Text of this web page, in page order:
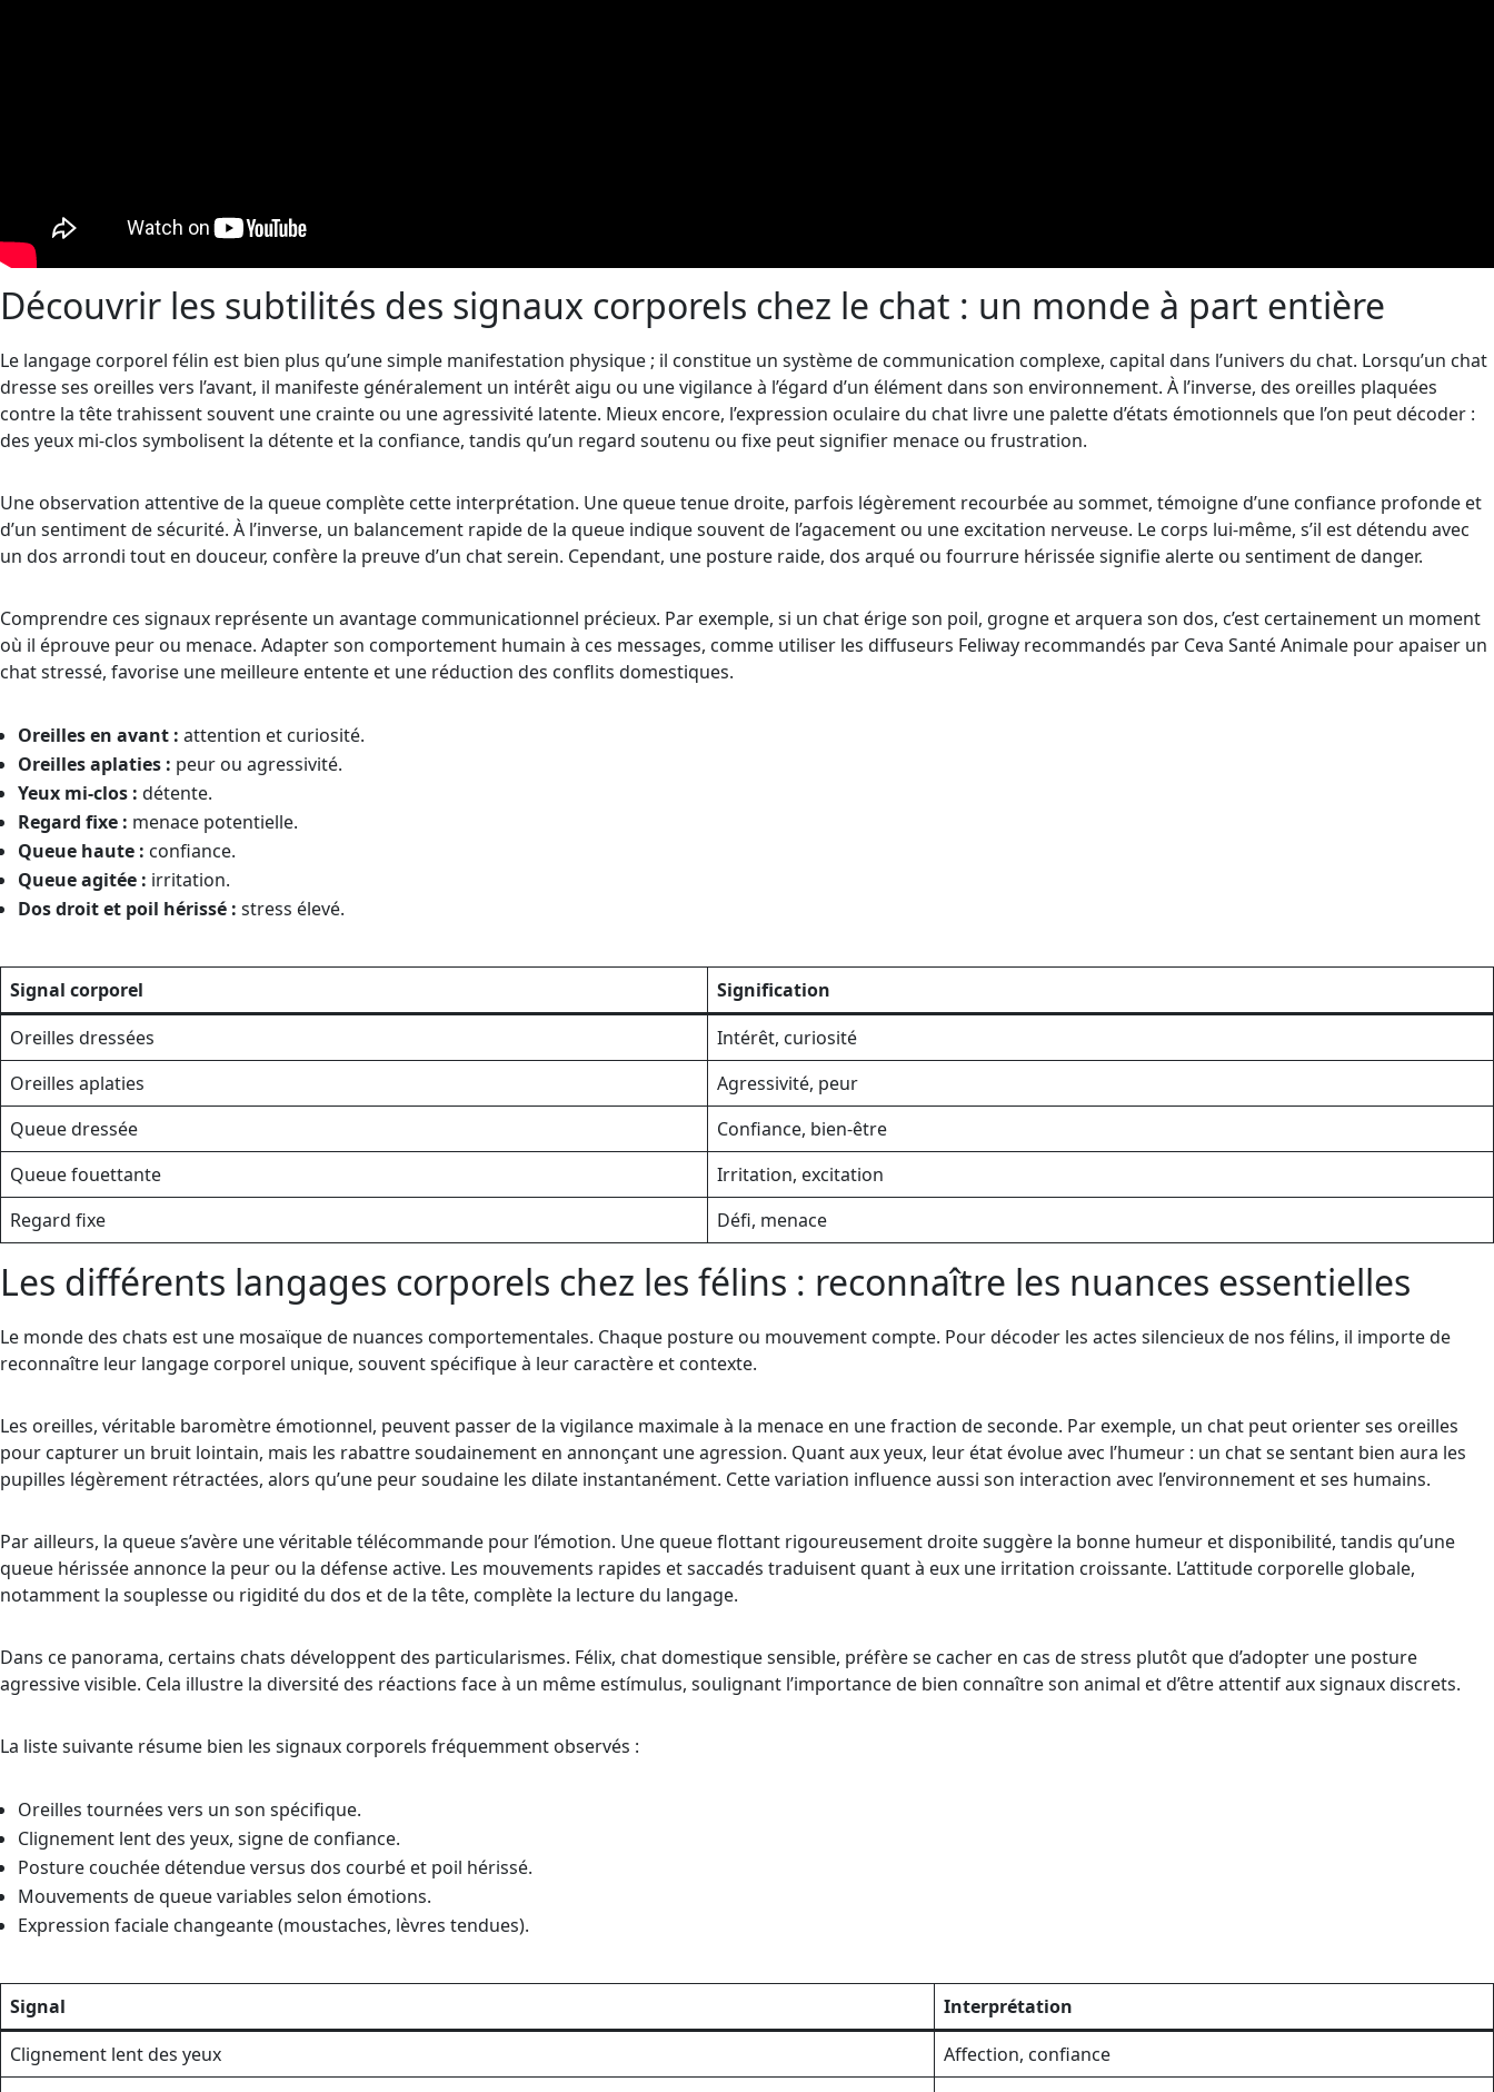
Découvrir les subtilités des signaux corporels chez le chat : un monde à part entière
Le langage corporel félin est bien plus qu’une simple manifestation physique ; il constitue un système de communication complexe, capital dans l’univers du chat. Lorsqu’un chat
dresse ses oreilles vers l’avant, il manifeste généralement un intérêt aigu ou une vigilance à l’égard d’un élément dans son environnement. À l’inverse, des oreilles plaquées
contre la tête trahissent souvent une crainte ou une agressivité latente. Mieux encore, l’expression oculaire du chat livre une palette d’états émotionnels que l’on peut décoder :
des yeux mi-clos symbolisent la détente et la confiance, tandis qu’un regard soutenu ou fixe peut signifier menace ou frustration.
Une observation attentive de la queue complète cette interprétation. Une queue tenue droite, parfois légèrement recourbée au sommet, témoigne d’une confiance profonde et
d’un sentiment de sécurité. À l’inverse, un balancement rapide de la queue indique souvent de l’agacement ou une excitation nerveuse. Le corps lui-même, s’il est détendu avec
un dos arrondi tout en douceur, confère la preuve d’un chat serein. Cependant, une posture raide, dos arqué ou fourrure hérissée signifie alerte ou sentiment de danger.
Comprendre ces signaux représente un avantage communicationnel précieux. Par exemple, si un chat érige son poil, grogne et arquera son dos, c’est certainement un moment
où il éprouve peur ou menace. Adapter son comportement humain à ces messages, comme utiliser les diffuseurs Feliway recommandés par Ceva Santé Animale pour apaiser un
chat stressé, favorise une meilleure entente et une réduction des conflits domestiques.
Oreilles en avant : attention et curiosité.
Oreilles aplaties : peur ou agressivité.
Yeux mi-clos : détente.
Regard fixe : menace potentielle.
Queue haute : confiance.
Queue agitée : irritation.
Dos droit et poil hérissé : stress élevé.
Signal corporel
Signification
Oreilles dressées
Intérêt, curiosité
Oreilles aplaties
Agressivité, peur
Queue dressée
Confiance, bien-être
Queue fouettante
Irritation, excitation
Regard fixe
Défi, menace
Les différents langages corporels chez les félins : reconnaître les nuances essentielles
Le monde des chats est une mosaïque de nuances comportementales. Chaque posture ou mouvement compte. Pour décoder les actes silencieux de nos félins, il importe de
reconnaître leur langage corporel unique, souvent spécifique à leur caractère et contexte.
Les oreilles, véritable baromètre émotionnel, peuvent passer de la vigilance maximale à la menace en une fraction de seconde. Par exemple, un chat peut orienter ses oreilles
pour capturer un bruit lointain, mais les rabattre soudainement en annonçant une agression. Quant aux yeux, leur état évolue avec l’humeur : un chat se sentant bien aura les
pupilles légèrement rétractées, alors qu’une peur soudaine les dilate instantanément. Cette variation influence aussi son interaction avec l’environnement et ses humains.
Par ailleurs, la queue s’avère une véritable télécommande pour l’émotion. Une queue flottant rigoureusement droite suggère la bonne humeur et disponibilité, tandis qu’une
queue hérissée annonce la peur ou la défense active. Les mouvements rapides et saccadés traduisent quant à eux une irritation croissante. L’attitude corporelle globale,
notamment la souplesse ou rigidité du dos et de la tête, complète la lecture du langage.
Dans ce panorama, certains chats développent des particularismes. Félix, chat domestique sensible, préfère se cacher en cas de stress plutôt que d’adopter une posture
agressive visible. Cela illustre la diversité des réactions face à un même estímulus, soulignant l’importance de bien connaître son animal et d’être attentif aux signaux discrets.
La liste suivante résume bien les signaux corporels fréquemment observés :
Oreilles tournées vers un son spécifique.
Clignement lent des yeux, signe de confiance.
Posture couchée détendue versus dos courbé et poil hérissé.
Mouvements de queue variables selon émotions.
Expression faciale changeante (moustaches, lèvres tendues).
Signal
Interprétation
Clignement lent des yeux
Affection, confiance